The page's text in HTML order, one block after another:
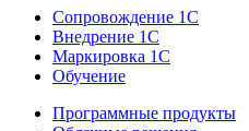
Сопровождение 1С
Внедрение 1С
Маркировка 1С
Обучение
Программные продукты